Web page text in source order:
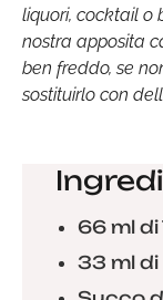
liquori, cocktail o
nostra apposita
ben freddo, se
sostituirlo con
66 ml di
33 ml